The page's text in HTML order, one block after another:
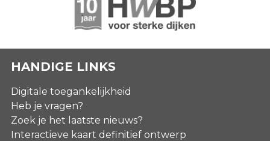
HANDIGE LINKS
Digitale toegankelijkheid
Heb je vragen?
Zoek je het laatste nieuws?
Interactieve kaart definitief ontwerp